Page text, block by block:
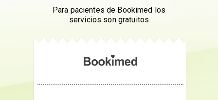
Para pacientes de Bookimed los
servicios son gratuitos